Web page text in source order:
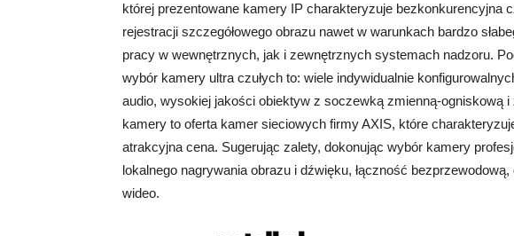
której prezentowane kamery IP charakteryzuje bezkonkurencyjna
rejestracji szczegółowego obrazu nawet w warunkach bardzo
pracy w wewnętrznych, jak i zewnętrznych systemach nadzoru.
wybór kamery ultra czułych to: wiele indywidualnie
audio, wysokiej jakości obiektyw z soczewką zmienną-ogniskową
kamery to oferta kamer sieciowych firmy AXIS, które
atrakcyjna cena. Sugerując zalety, dokonując wybór kamery
lokalnego nagrywania obrazu i dźwięku, łączność
wideo.